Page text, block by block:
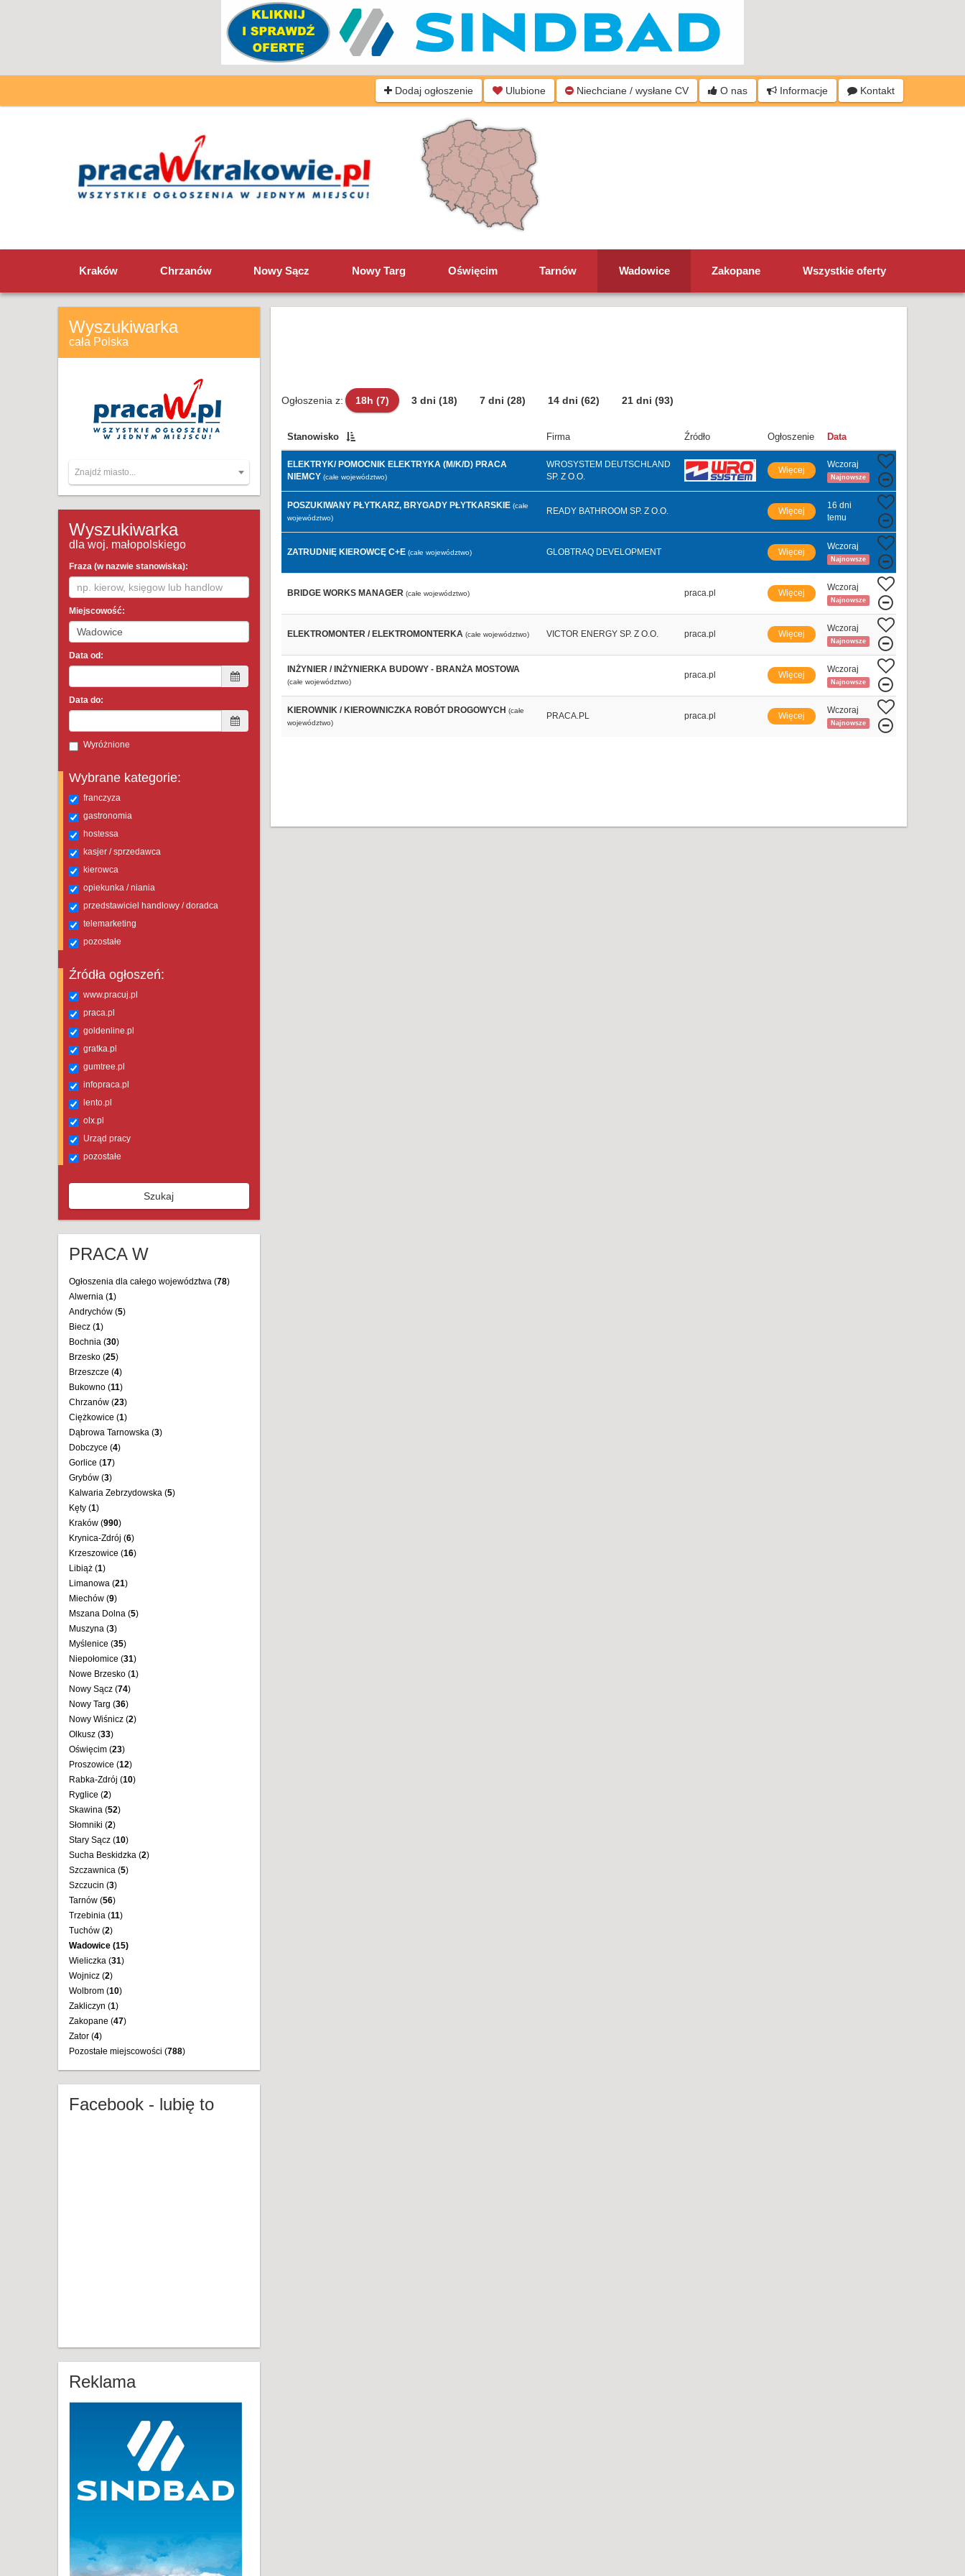
Dodaj ogłoszenie Ulubione Niechciane / wysłane CV O nas Informacje Kontakt
Kraków Chrzanów Nowy Sącz Nowy Targ Oświęcim Tarnów Wadowice Zakopane Wszystkie oferty
Wyszukiwarka
cała Polska
Znajdź miasto...
Wyszukiwarka
dla woj. małopolskiego
Fraza (w nazwie stanowiska):
Miejscowość:
Data od:
Data do:
Wyróżnione
Wybrane kategorie:
franczyza
gastronomia
hostessa
kasjer / sprzedawca
kierowca
opiekunka / niania
przedstawiciel handlowy / doradca
telemarketing
pozostałe
Źródła ogłoszeń:
www.pracuj.pl
praca.pl
goldenline.pl
gratka.pl
gumtree.pl
infopraca.pl
lento.pl
olx.pl
Urząd pracy
pozostałe
Szukaj
PRACA W
Ogłoszenia dla całego województwa (78)
Alwernia (1)
Andrychów (5)
Biecz (1)
Bochnia (30)
Brzesko (25)
Brzeszcze (4)
Bukowno (11)
Chrzanów (23)
Ciężkowice (1)
Dąbrowa Tarnowska (3)
Dobczyce (4)
Gorlice (17)
Grybów (3)
Kalwaria Zebrzydowska (5)
Kęty (1)
Kraków (990)
Krynica-Zdrój (6)
Krzeszowice (16)
Libiąż (1)
Limanowa (21)
Miechów (9)
Mszana Dolna (5)
Muszyna (3)
Myślenice (35)
Niepołomice (31)
Nowe Brzesko (1)
Nowy Sącz (74)
Nowy Targ (36)
Nowy Wiśnicz (2)
Olkusz (33)
Oświęcim (23)
Proszowice (12)
Rabka-Zdrój (10)
Ryglice (2)
Skawina (52)
Słomniki (2)
Stary Sącz (10)
Sucha Beskidzka (2)
Szczawnica (5)
Szczucin (3)
Tarnów (56)
Trzebinia (11)
Tuchów (2)
Wadowice (15)
Wieliczka (31)
Wojnicz (2)
Wolbrom (10)
Zakliczyn (1)
Zakopane (47)
Zator (4)
Pozostałe miejscowości (788)
Facebook - lubię to
Reklama
Ogłoszenia z: 18h (7) 3 dni (18) 7 dni (28) 14 dni (62) 21 dni (93)
Stanowisko Firma Źródło Ogłoszenie Data
ELEKTRYK/ POMOCNIK ELEKTRYKA (M/K/D) PRACA
NIEMCY (całe województwo)
WROSYSTEM DEUTSCHLAND
SP. Z O.O.
Więcej
Wczoraj
Najnowsze
POSZUKIWANY PŁYTKARZ, BRYGADY PŁYTKARSKIE (całe
województwo)
READY BATHROOM SP. Z O.O. Więcej
16 dni
temu
ZATRUDNIĘ KIEROWCĘ C+E (całe województwo) GLOBTRAQ DEVELOPMENT Więcej
Wczoraj
Najnowsze
BRIDGE WORKS MANAGER (całe województwo) praca.pl Więcej
Wczoraj
Najnowsze
ELEKTROMONTER / ELEKTROMONTERKA (całe województwo) VICTOR ENERGY SP. Z O.O. praca.pl Więcej
Wczoraj
Najnowsze
INŻYNIER / INŻYNIERKA BUDOWY - BRANŻA MOSTOWA
(całe województwo)
praca.pl Więcej
Wczoraj
Najnowsze
KIEROWNIK / KIEROWNICZKA ROBÓT DROGOWYCH (całe
województwo)
PRACA.PL praca.pl Więcej
Wczoraj
Najnowsze